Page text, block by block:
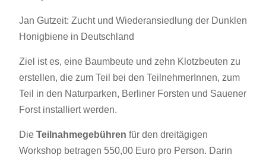
Jan Gutzeit: Zucht und Wiederansiedlung der Dunklen
Honigbiene in Deutschland
Ziel ist es, eine Baumbeute und zehn Klotzbeuten zu
erstellen, die zum Teil bei den TeilnehmerInnen, zum
Teil in den Naturparken, Berliner Forsten und Sauener
Forst installiert werden.
Die Teilnahmegebühren für den dreitägigen
Workshop betragen 550,00 Euro pro Person. Darin